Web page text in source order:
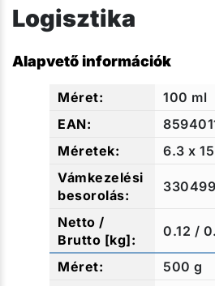
Logisztika
Alapvető információk
100 ml
6.3 x
0.12 /
500 g